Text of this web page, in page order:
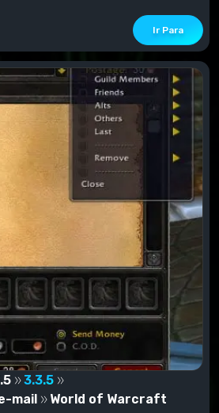
Ir Para
3.3.5
mail
World of Warcraft